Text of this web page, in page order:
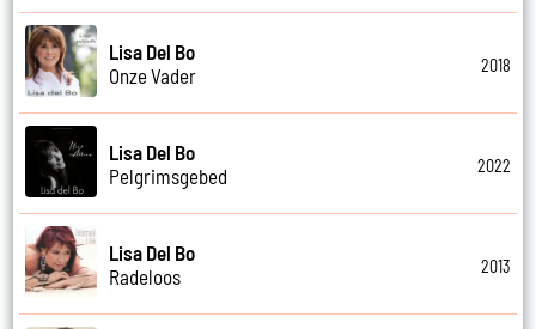
Lisa Del Bo
Onze Vader
2018
Lisa Del Bo
Pelgrimsgebed
2022
Lisa Del Bo
Radeloos
2013